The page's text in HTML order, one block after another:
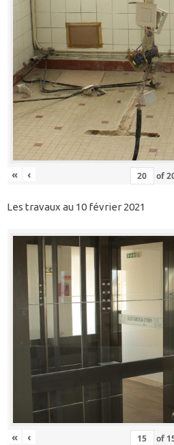
« ‹ of
Les travaux au 10 février 2021
« ‹ of